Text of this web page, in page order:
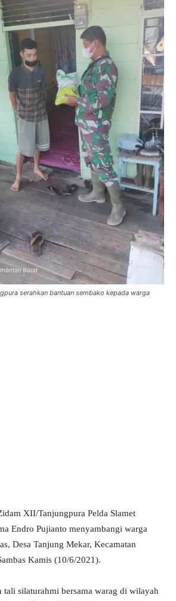
serahkan bantuan sembako kepada warga
XII/Tanjungpura Pelda Slamet
Endro Pujianto menyambangi warga
Desa Tanjung Mekar, Kecamatan
Kamis (10/6/2021).
tali silaturahmi bersama warag di wilayah